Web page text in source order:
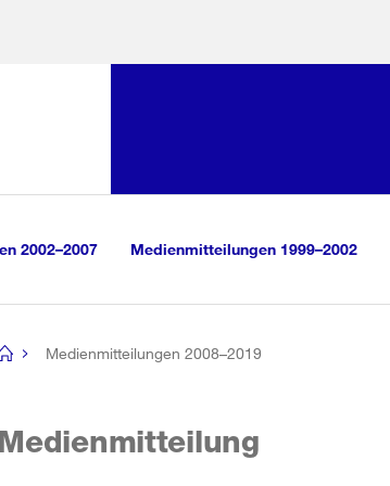
2002–2007 Medienmitteilungen 1999–2002
Medienmitteilungen 2008–2019